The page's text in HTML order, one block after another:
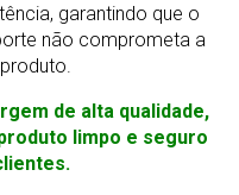
garantindo que o
não comprometa a
de alta qualidade,
limpo e seguro